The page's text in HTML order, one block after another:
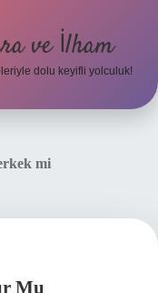
ve İlham
dolu keyifli yolculuk!
mi
Mu